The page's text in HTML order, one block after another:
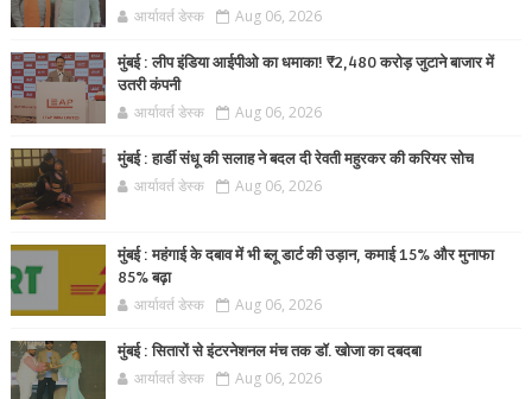
आर्यावर्त डेस्क Aug 06, 2026
मुंबई : लीप इंडिया आईपीओ का धमाका! ₹2,480 करोड़ जुटाने बाजार में
उतरी कंपनी
आर्यावर्त डेस्क Aug 06, 2026
मुंबई : हार्डी संधू की सलाह ने बदल दी रेवती महुरकर की करियर सोच
आर्यावर्त डेस्क Aug 06, 2026
मुंबई : महंगाई के दबाव में भी ब्लू डार्ट की उड़ान, कमाई 15% और मुनाफा
85% बढ़ा
आर्यावर्त डेस्क Aug 06, 2026
मुंबई : सितारों से इंटरनेशनल मंच तक डॉ. खोजा का दबदबा
आर्यावर्त डेस्क Aug 06, 2026